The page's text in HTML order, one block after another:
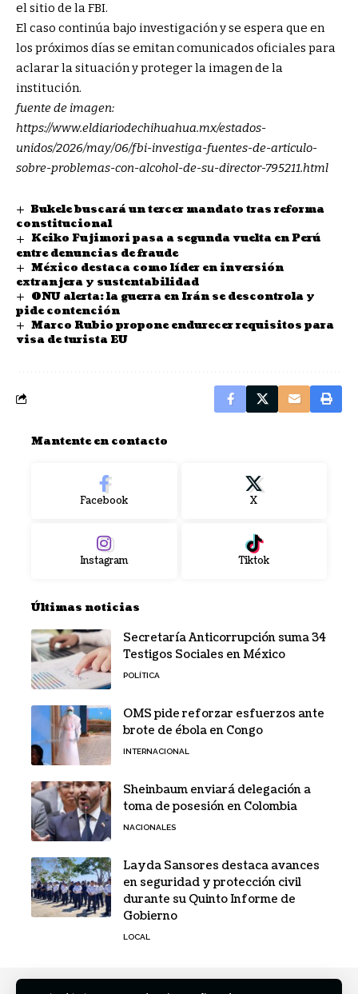
el sitio de laFBI.
El caso continúa bajo investigación y se espera que en
los próximos días se emitan comunicados oficiales para
aclarar la situación y proteger la imagen de la
institución.
fuente de imagen:
https://www.eldiariodechihuahua.mx/estados-
unidos/2026/may/06/fbi-investiga-fuentes-de-articulo-
sobre-problemas-con-alcohol-de-su-director-795211.html
Bukele buscará un tercer mandato tras reforma
constitucional
Keiko Fujimori pasa a segunda vuelta en Perú
entre denuncias de fraude
México destaca como líder en inversión
extranjera y sustentabilidad
ONU alerta: la guerra en Irán se descontrola y
pide contención
Marco Rubio propone endurecer requisitos para
visa de turista EU
Mantente en contacto
Facebook X
Instagram Tiktok
Últimas noticias
Secretaría Anticorrupción suma 34
Testigos Sociales en México
POLÍTICA
OMS pide reforzar esfuerzos ante
brote de ébola en Congo
INTERNACIONAL
Sheinbaum enviará delegación a
toma de posesión en Colombia
NACIONALES
Layda Sansores destaca avances
en seguridad y protección civil
durante su Quinto Informe de
Gobierno
LOCAL